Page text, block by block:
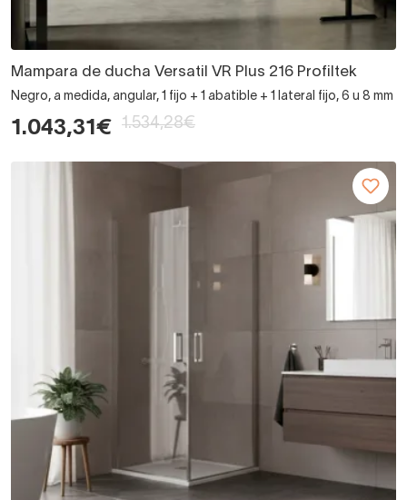
Mampara de ducha Versatil VR Plus 216 Profiltek
Negro, a medida, angular, 1 fijo + 1 abatible + 1 lateral fijo, 6 u 8 mm
1.043,31€ 1.534,28€